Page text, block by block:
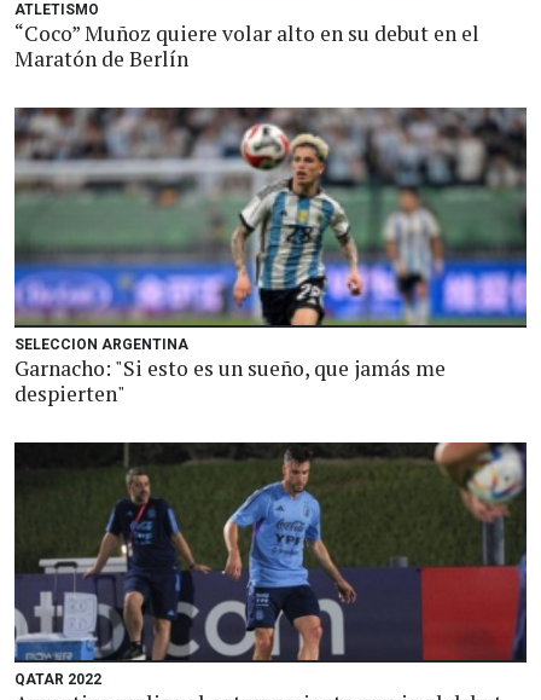
ATLETISMO
“Coco” Muñoz quiere volar alto en su debut en el
Maratón de Berlín
SELECCION ARGENTINA
Garnacho: "Si esto es un sueño, que jamás me
despierten"
QATAR 2022